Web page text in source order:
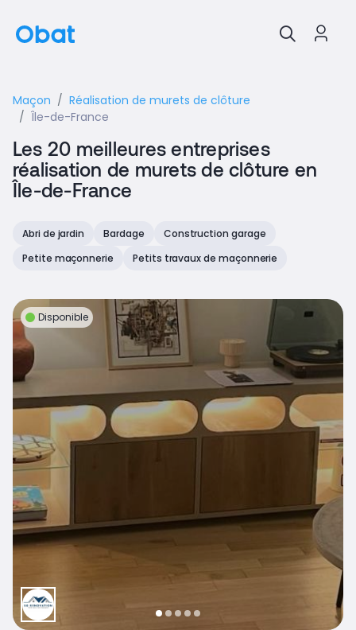
Maçon
Réalisation de murets de clôture
Île-de-France
Les 20 meilleures entreprises
réalisation de murets de clôture en
Île-de-France
Abri de jardin Bardage
Construction garage
Petite maçonnerie
Petits travaux de maçonnerie
Disponible